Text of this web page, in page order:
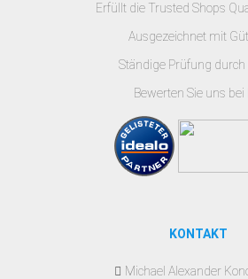
Erfüllt die Trusted Shops
Ausgezeichnet mit
Ständige Prüfung durch
Bewerten Sie uns bei
KONTAKT
Michael Alexander